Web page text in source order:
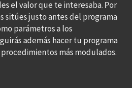
el valor que te interesaba. Por
sitúes justo antes del programa
parámetros a los
además hacer tu programa
más modulados.